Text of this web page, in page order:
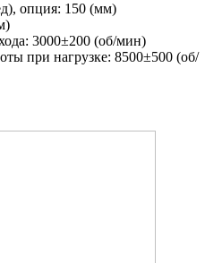
опция: 150 (мм)
3000±200 (об/мин)
при нагрузке: 8500±500 (об/